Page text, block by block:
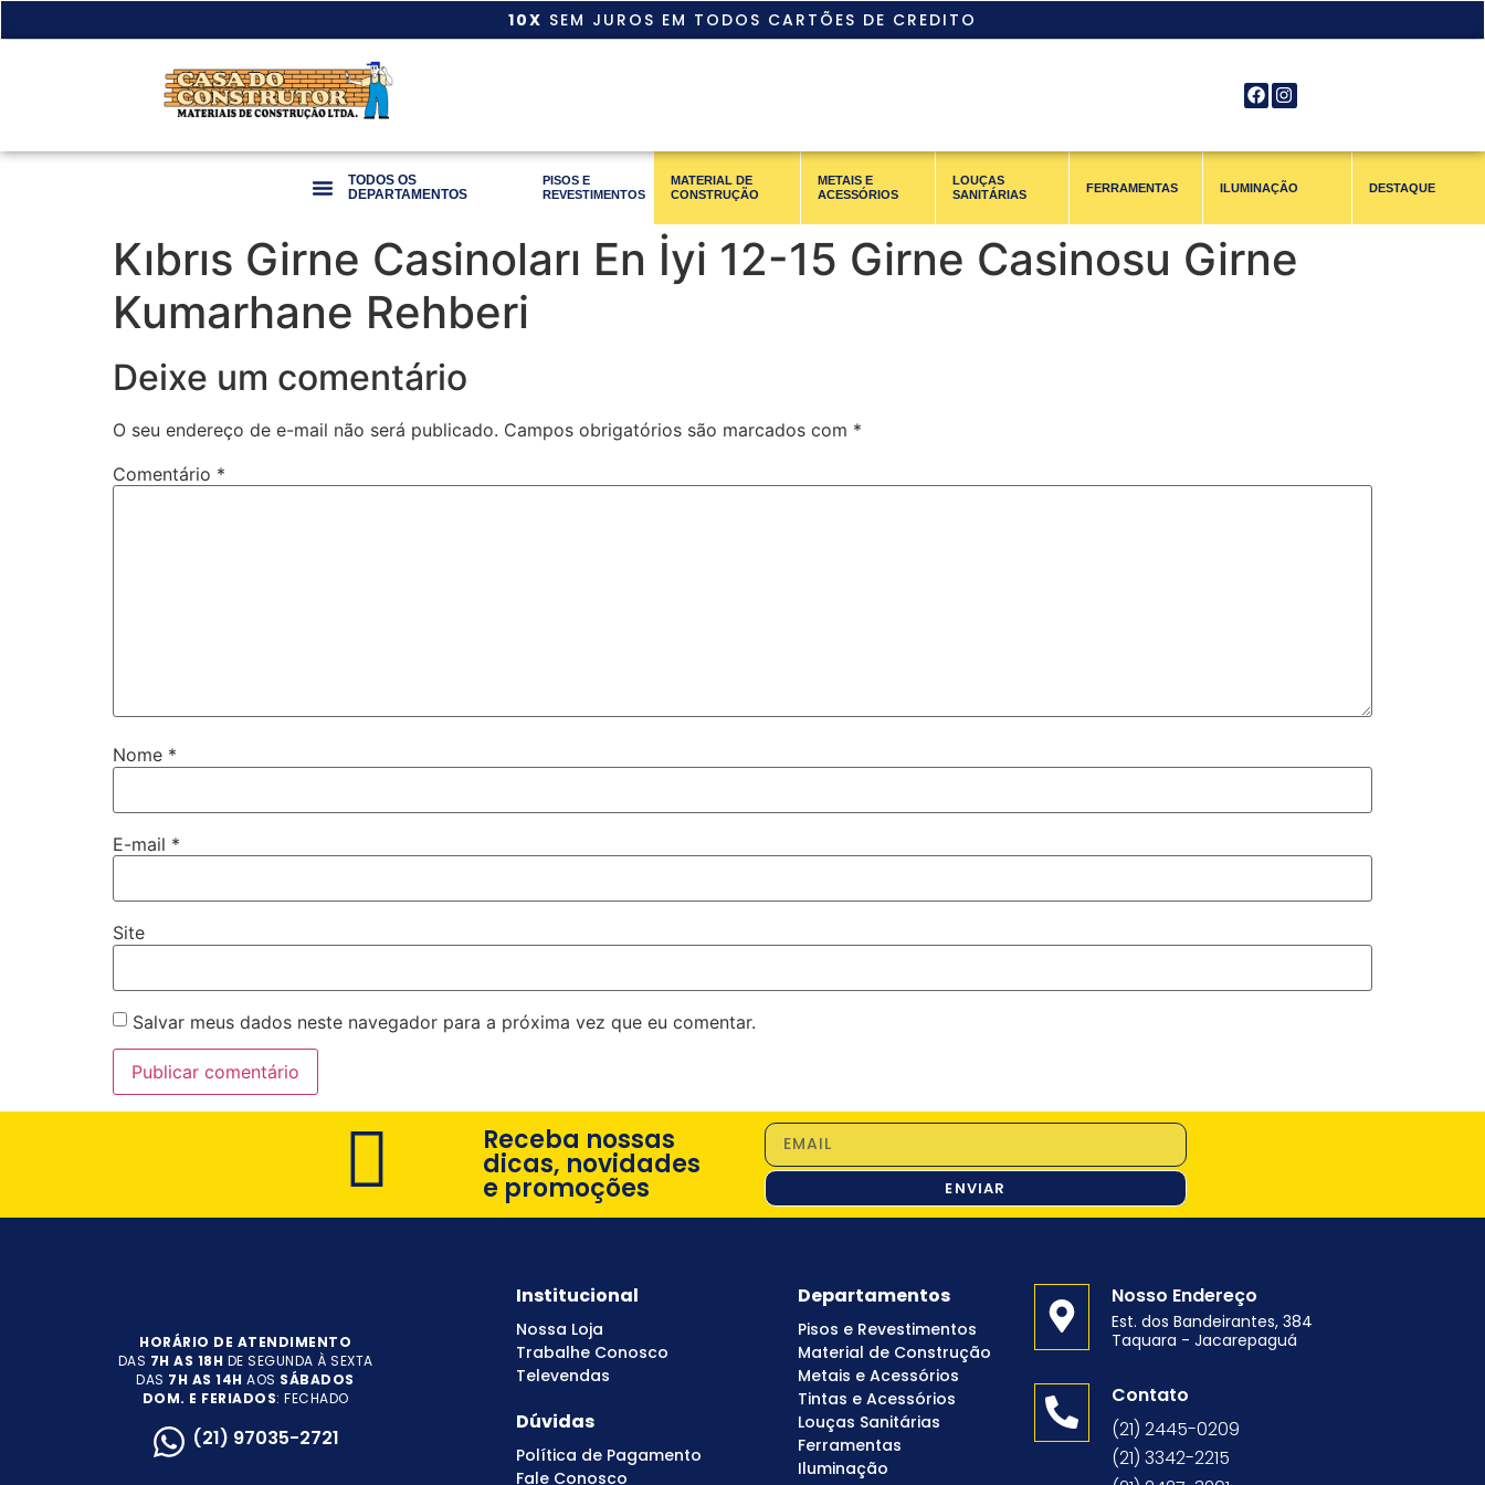
10X SEM JUROS EM TODOS CARTÕES DE CREDITO
TODOS OS
DEPARTAMENTOS
PISOS E
REVESTIMENTOS
MATERIAL DE
CONSTRUÇÃO
METAIS E
ACESSÓRIOS
LOUÇAS
SANITÁRIAS
FERRAMENTAS ILUMINAÇÃO DESTAQUE
Kıbrıs Girne Casinoları En İyi 12-15 Girne Casinosu Girne
Kumarhane Rehberi
Deixe um comentário
O seu endereço de e-mail não será publicado. Campos obrigatórios são marcados com *
Comentário *
Nome *
E-mail *
Site
Salvar meus dados neste navegador para a próxima vez que eu comentar.
Receba nossas
dicas, novidades
e promoções ENVIAR
HORÁRIO DE ATENDIMENTO
DAS 7H AS 18H DE SEGUNDA À SEXTA
DAS 7H AS 14H AOS SÁBADOS
DOM. E FERIADOS: FECHADO
(21) 97035-2721
Institucional
Nossa Loja
Trabalhe Conosco
Televendas
Dúvidas
Política de Pagamento
Fale Conosco
Departamentos
Pisos e Revestimentos
Material de Construção
Metais e Acessórios
Tintas e Acessórios
Louças Sanitárias
Ferramentas
Iluminação
Nosso Endereço
Est. dos Bandeirantes, 384
Taquara - Jacarepaguá
Contato
(21) 2445-0209
(21) 3342-2215